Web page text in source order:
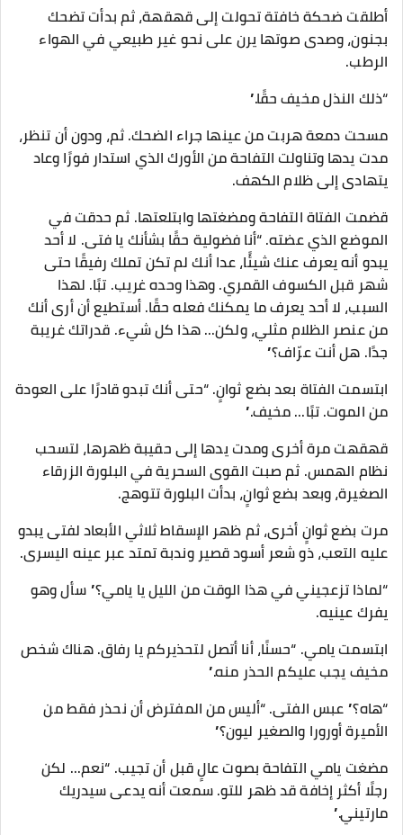
أطلقت ضحكة خافتة تحولت إلى قهقهة، ثم بدأت تضحك
بجنون، وصدى صوتها يرن على نحو غير طبيعي في الهواء
الرطب.
“ذلك النذل مخيف حقًا.”
مسحت دمعة هربت من عينها جراء الضحك. ثم، ودون أن تنظر،
مدت يدها وتناولت التفاحة من الأورك الذي استدار فورًا وعاد
يتهادى إلى ظلام الكهف.
قضمت الفتاة التفاحة ومضغتها وابتلعتها. ثم حدقت في
الموضع الذي عضته. “أنا فضولية حقًا بشأنك يا فتى. لا أحد
يبدو أنه يعرف عنك شيئًا، عدا أنك لم تكن تملك رفيقًا حتى
شهر قبل الكسوف القمري. وهذا وحده غريب. تبًا. لهذا
السبب، لا أحد يعرف ما يمكنك فعله حقًا. أستطيع أن أرى أنك
من عنصر الظلام مثلي، ولكن... هذا كل شيء. قدراتك غريبة
جدًا. هل أنت عرّاف؟”
ابتسمت الفتاة بعد بضع ثوانٍ. “حتى أنك تبدو قادرًا على العودة
من الموت. تبًا... مخيف.”
قهقهت مرة أخرى ومدت يدها إلى حقيبة ظهرها، لتسحب
نظام الهمس. ثم صبت القوى السحرية في البلورة الزرقاء
الصغيرة، وبعد بضع ثوانٍ، بدأت البلورة تتوهج.
مرت بضع ثوانٍ أخرى، ثم ظهر الإسقاط ثلاثي الأبعاد لفتى يبدو
عليه التعب، ذو شعر أسود قصير وندبة تمتد عبر عينه اليسرى.
“لماذا تزعجيني في هذا الوقت من الليل يا يامي؟” سأل وهو
يفرك عينيه.
ابتسمت يامي. “حسنًا، أنا أتصل لتحذيركم يا رفاق. هناك شخص
مخيف يجب عليكم الحذر منه.”
“هاه؟” عبس الفتى. “أليس من المفترض أن نحذر فقط من
الأميرة أورورا والصغير ليون؟”
مضغت يامي التفاحة بصوت عالٍ قبل أن تجيب. “نعم... لكن
رجلًا أكثر إخافة قد ظهر للتو. سمعت أنه يدعى سيدريك
مارتيني.”